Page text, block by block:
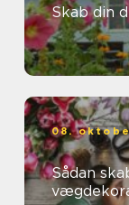
Skab din
08.
Sådan